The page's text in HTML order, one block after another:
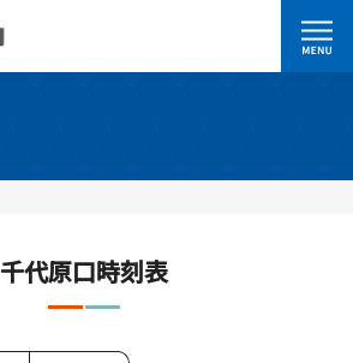
千代原口時刻表